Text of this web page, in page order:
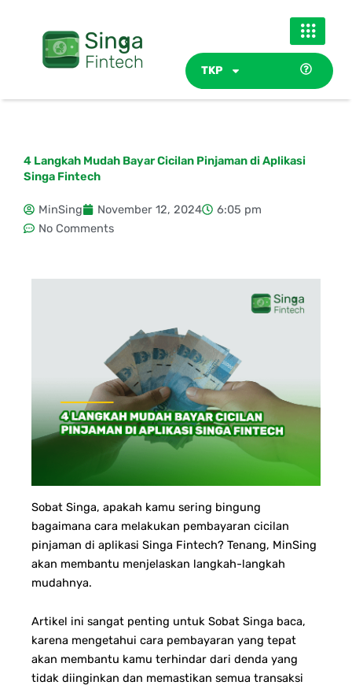
TKP
4 Langkah Mudah Bayar Cicilan Pinjaman di Aplikasi
Singa Fintech
MinSing November 12, 2024
6:05 pm
No Comments
Sobat Singa, apakah kamu sering bingung
bagaimana cara melakukan pembayaran cicilan
pinjaman di aplikasi Singa Fintech? Tenang, MinSing
akan membantu menjelaskan langkah-langkah
mudahnya.
Artikel ini sangat penting untuk Sobat Singa baca,
karena mengetahui cara pembayaran yang tepat
akan membantu kamu terhindar dari denda yang
tidak diinginkan dan memastikan semua transaksi